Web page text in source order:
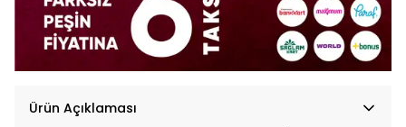
Ürün Açıklaması